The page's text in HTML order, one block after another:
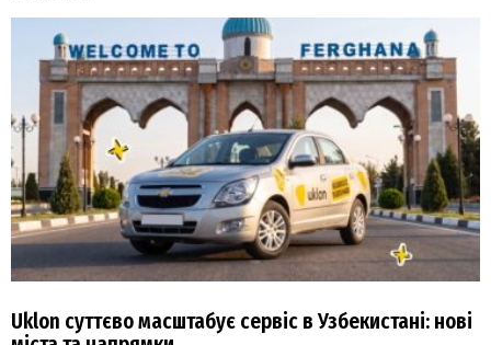
Uklon суттєво масштабує сервіс в Узбекистані: нові